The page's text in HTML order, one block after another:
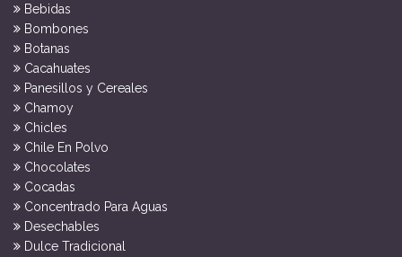
Bebidas
Bombones
Botanas
Cacahuates
Panesillos y Cereales
Chamoy
Chicles
Chile En Polvo
Chocolates
Cocadas
Concentrado Para Aguas
Desechables
Dulce Tradicional